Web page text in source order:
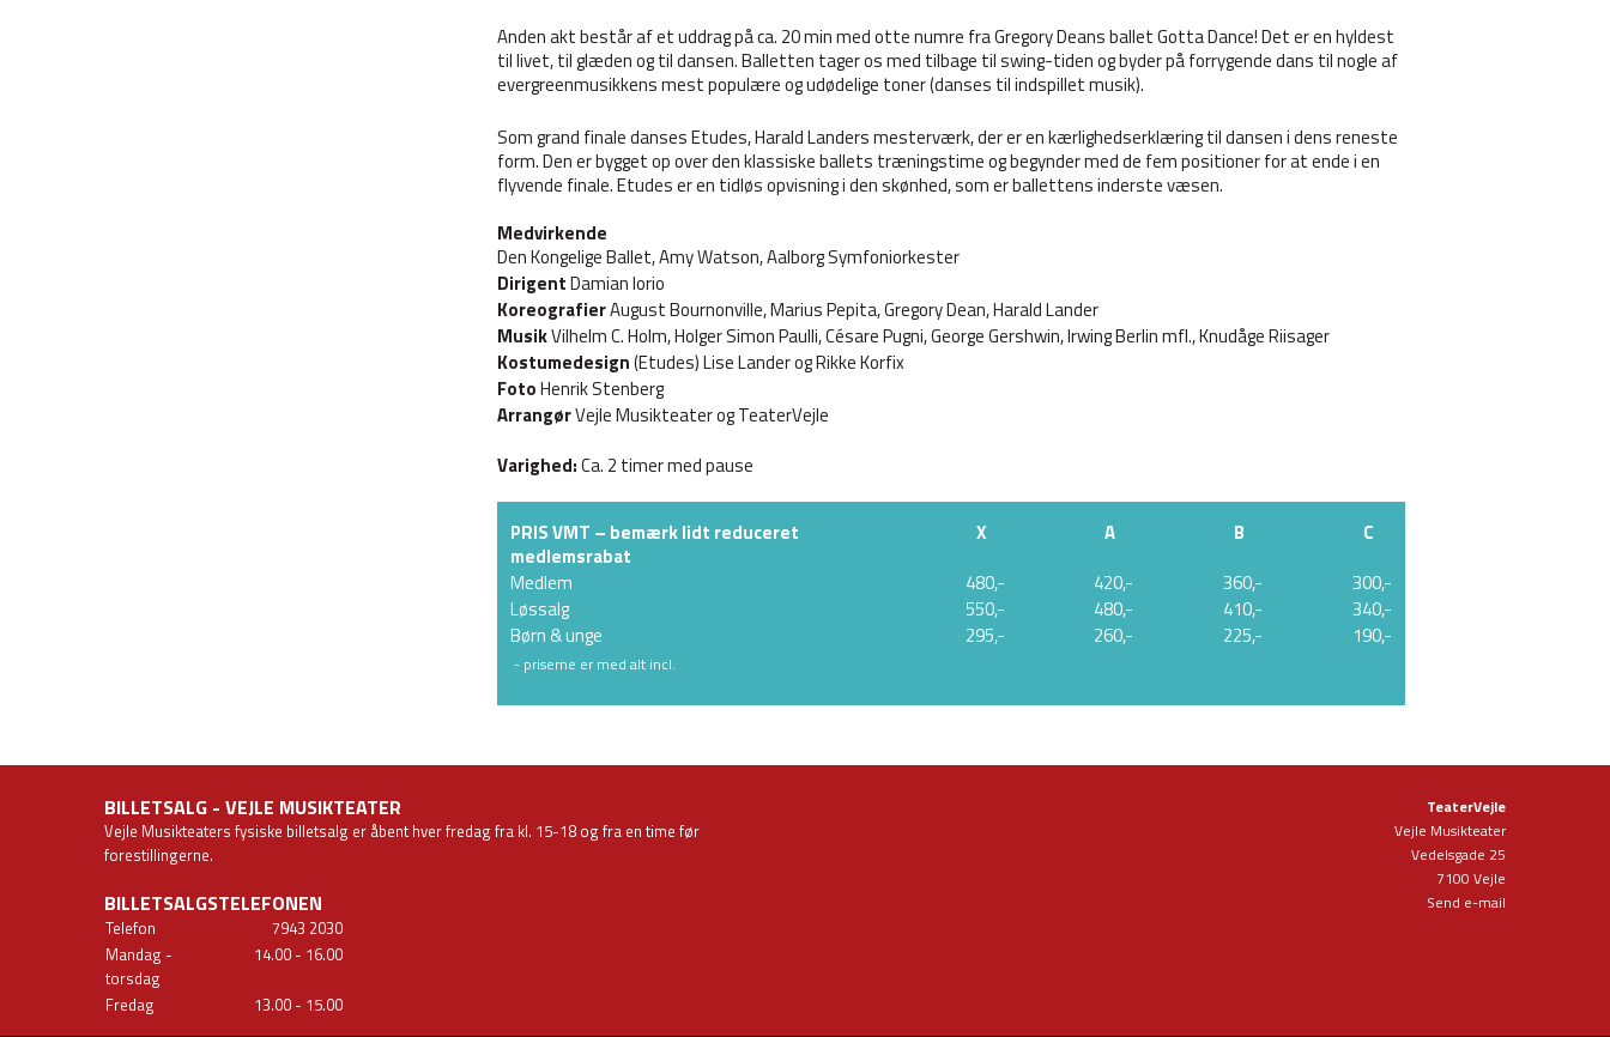
Anden akt består af et uddrag på ca. 20 min med otte numre fra Gregory Deans ballet Gotta Dance! Det er en hyldest
til livet, til glæden og til dansen. Balletten tager os med tilbage til swing-tiden og byder på forrygende dans til nogle af
evergreenmusikkens mest populære og udødelige toner (danses til indspillet musik).
Som grand finale danses Etudes, Harald Landers mesterværk, der er en kærlighedserklæring til dansen i dens reneste
form. Den er bygget op over den klassiske ballets træningstime og begynder med de fem positioner for at ende i en
flyvende finale. Etudes er en tidløs opvisning i den skønhed, som er ballettens inderste væsen.
Medvirkende
Den Kongelige Ballet, Amy Watson, Aalborg Symfoniorkester
DirigentDamian Iorio
KoreografierAugust Bournonville, Marius Pepita, Gregory Dean, Harald Lander
MusikVilhelm C. Holm, Holger Simon Paulli, Césare Pugni, George Gershwin, Irwing Berlin mfl., Knudåge Riisager
Kostumedesign(Etudes) Lise Lander og Rikke Korfix
FotoHenrik Stenberg
ArrangørVejle Musikteater og TeaterVejle
Varighed:Ca. 2 timer med pause
PRIS VMT – bemærk lidt reduceret
medlemsrabat
X A B
C
Medlem
480,- 420,- 360,-
300,-
Løssalg
550,- 480,- 410,-
340,-
Børn & unge
295,- 260,- 225,- 190,-
- priserne er med alt incl.
BILLETSALG - VEJLE MUSIKTEATER
Vejle Musikteaters fysiske billetsalg er åbent hver fredag fra kl. 15-18 og fra en time før
forestillingerne.
BILLETSALGSTELEFONEN
Telefon 7943 2030
Mandag -
torsdag
14.00 - 16.00
Fredag 13.00 - 15.00
TeaterVejle
Vejle Musikteater
Vedelsgade 25
7100 Vejle
Send e-mail